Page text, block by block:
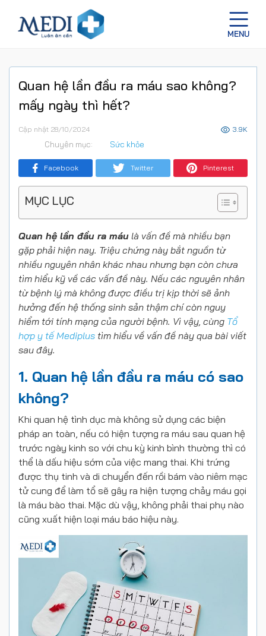
Quan hệ lần đầu ra máu sao không?
mấy ngày thì hết?
Cập nhật 28/10/2024 3.9K
Chuyên mục: Sức khỏe
Facebook Twitter Pinterest
MỤC LỤC
Quan hệ lần đầu ra máu là vấn đề mà nhiều bạn
gặp phải hiện nay. Triệu chứng này bắt nguồn từ
nhiều nguyên nhân khác nhau nhưng bạn còn chưa
tìm hiểu kỹ về các vấn đề này. Nếu các nguyên nhân
từ bệnh lý mà không được điều trị kịp thời sẽ ảnh
hưởng đến hệ thống sinh sản thậm chí còn nguy
hiểm tới tính mạng của người bệnh. Vì vậy, cùng Tổ
hợp y tế Mediplus tìm hiểu về vấn đề này qua bài viết
sau đây.
1. Quan hệ lần đầu ra máu có sao
không?
Khi quan hệ tình dục mà không sử dụng các biện
pháp an toàn, nếu có hiện tượng ra máu sau quan hệ
trước ngày kinh so với chu kỳ kinh bình thường thì có
thể là dấu hiệu sớm của việc mang thai. Khi trứng
được thụ tinh và di chuyển đến rồi bám vào niêm mạc
tử cung để làm tổ sẽ gây ra hiện tượng chảy máu gọi
là máu bào thai. Mặc dù vậy, không phải thai phụ nào
cũng xuất hiện loại máu báo hiệu này.